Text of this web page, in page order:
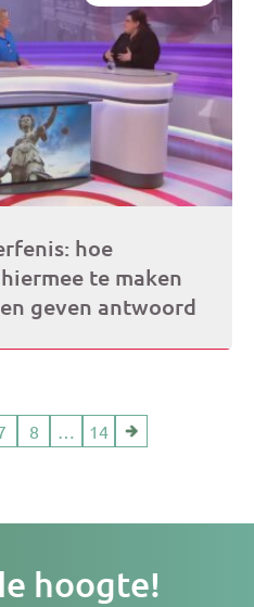
hoe
te maken
geven antwoord
8 … 14
hoogte!